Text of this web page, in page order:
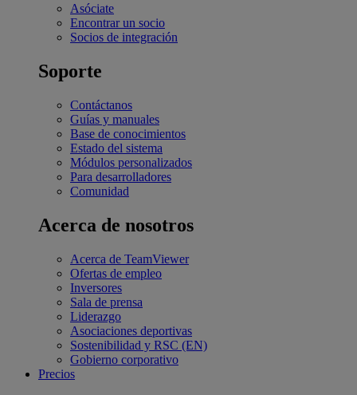
Asóciate
Encontrar un socio
Socios de integración
Soporte
Contáctanos
Guías y manuales
Base de conocimientos
Estado del sistema
Módulos personalizados
Para desarrolladores
Comunidad
Acerca de nosotros
Acerca de TeamViewer
Ofertas de empleo
Inversores
Sala de prensa
Liderazgo
Asociaciones deportivas
Sostenibilidad y RSC (EN)
Gobierno corporativo
Precios